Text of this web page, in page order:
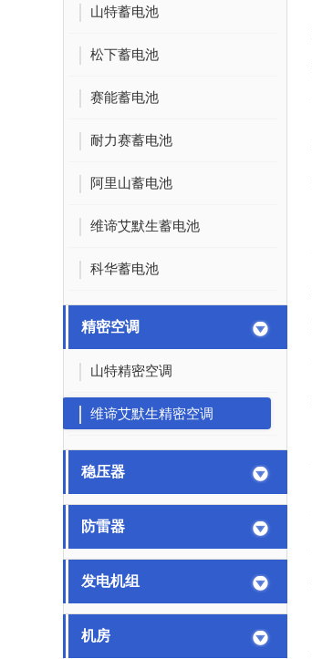
山特蓄电池
松下蓄电池
赛能蓄电池
耐力赛蓄电池
阿里山蓄电池
维谛艾默生蓄电池
科华蓄电池
精密空调
山特精密空调
维谛艾默生精密空调
稳压器
防雷器
发电机组
机房